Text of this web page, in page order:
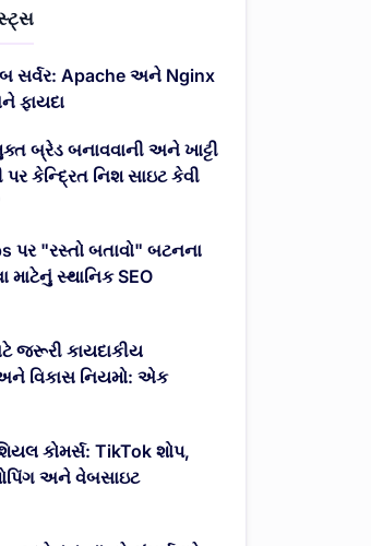
સર્વર: Apache અને Nginx
ફાયદા
બ્રેડ બનાવવાની અને ખાટ્ટી
પર કેન્દ્રિત નિશ સાઇટ કેવી
પર "રસ્તો બતાવો" બટનના
માટેનું સ્થાનિક SEO
જરૂરી કાયદાકીય
વિકાસ નિયમો: એક
કોમર્સ: TikTok શોપ,
અને વેબસાઇટ